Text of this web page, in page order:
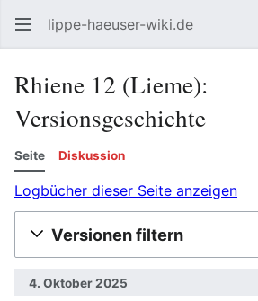
lippe-haeuser-wiki.de
Rhiene 12 (Lieme):
Versionsgeschichte
Seite Diskussion
Logbücher dieser Seite anzeigen
Versionen filtern
4. Oktober 2025